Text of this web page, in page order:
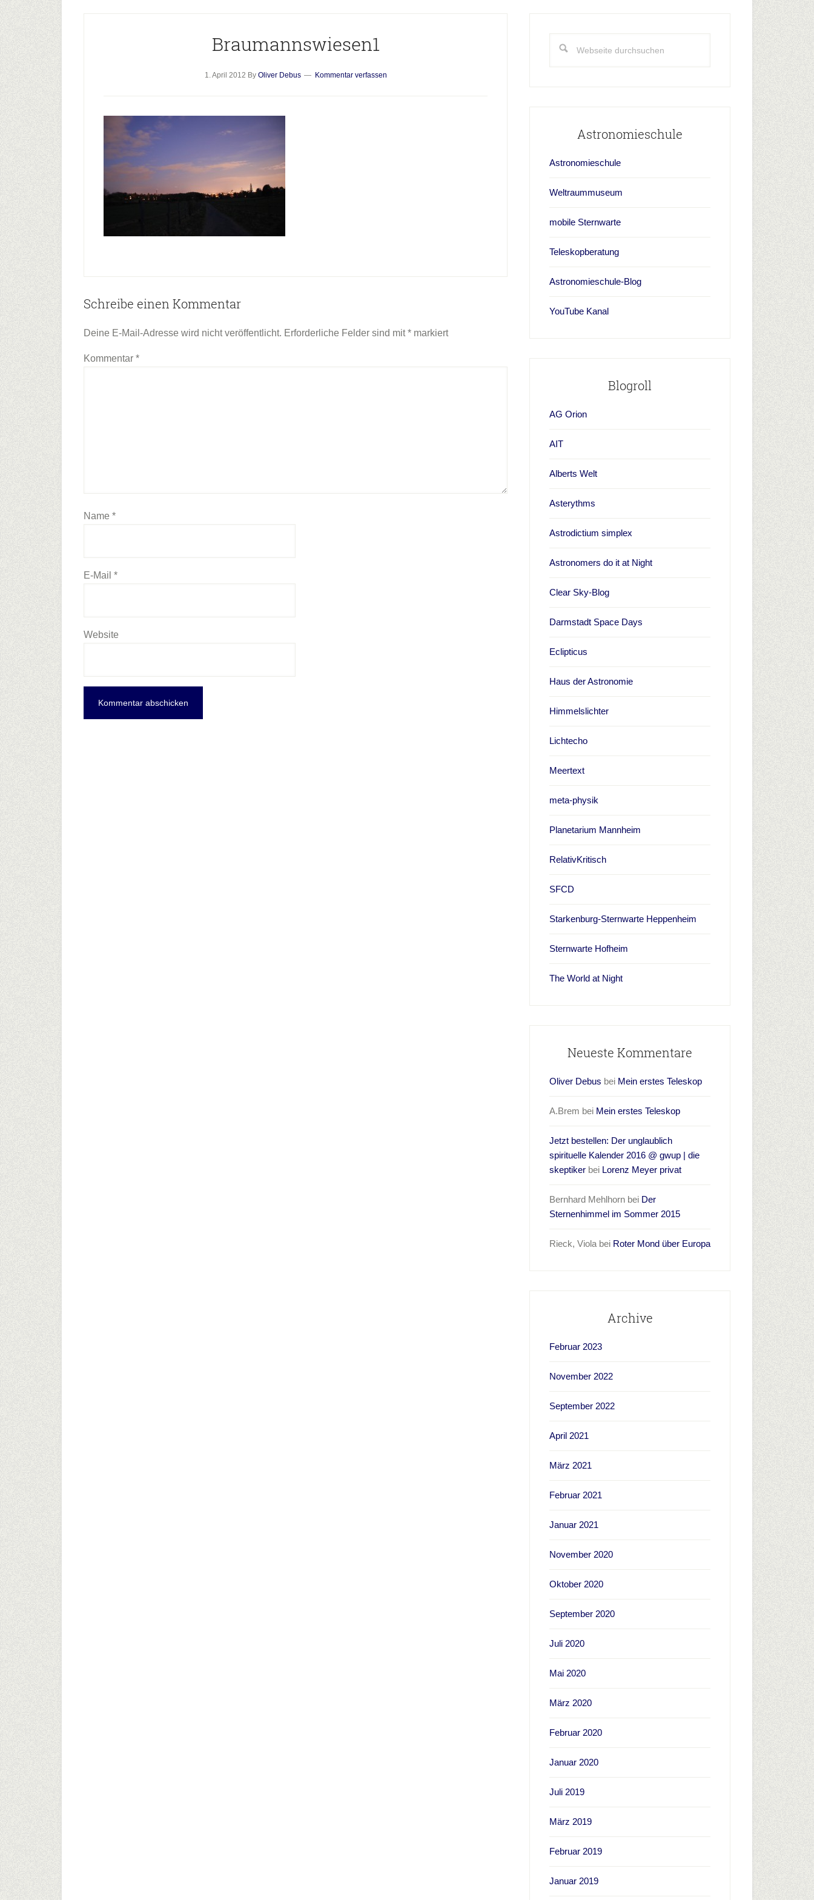
Braumannswiesen1
1. April 2012 By Oliver Debus Kommentar verfassen
Leser-
Schreibe einen Kommentar
Deine E-Mail-Adresse wird nicht veröffentlicht. Erforderliche Felder sind mit* markiert
Kommentar *
Name *
E-Mail *
Website
durchsuchen
Astronomieschule
Astronomieschule
Weltraummuseum
mobile Sternwarte
Teleskopberatung
Astronomieschule-Blog
YouTube Kanal
Blogroll
AG Orion
AIT
Alberts Welt
Asterythms
Astrodictium simplex
Astronomers do it at Night
Clear Sky-Blog
Darmstadt Space Days
Eclipticus
Haus der Astronomie
Himmelslichter
Lichtecho
Meertext
meta-physik
Planetarium Mannheim
RelativKritisch
SFCD
Starkenburg-Sternwarte Heppenheim
Sternwarte Hofheim
The World at Night
Neueste Kommentare
Oliver Debus bei Mein erstes Teleskop
A.Brem bei Mein erstes Teleskop
Jetzt bestellen: Der unglaublich
spirituelle Kalender 2016 @ gwup | die
skeptiker bei Lorenz Meyer privat
Bernhard Mehlhorn bei Der
Sternenhimmel im Sommer 2015
Rieck, Viola bei Roter Mond über Europa
Archive
Februar 2023
November 2022
September 2022
April 2021
März 2021
Februar 2021
Januar 2021
November 2020
Oktober 2020
September 2020
Juli 2020
Mai 2020
März 2020
Februar 2020
Januar 2020
Juli 2019
März 2019
Februar 2019
Januar 2019